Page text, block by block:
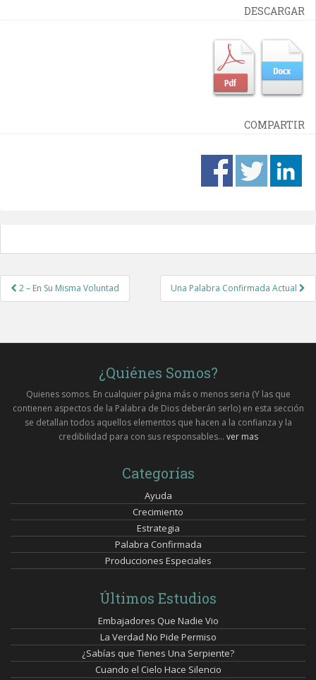
DESCARGAR
COMPARTIR
Post
navigation
2 – En Su Misma Voluntad Una Palabra Confirmada Actual
¿Quiénes Somos?
Quienes somos. En cualquier página más o menos seria (Y las que
contienen aspectos de la Palabra de Dios deberán serlo) en esta sección
se detallan todos aquellos elementos que hacen a la confianza y la
credibilidad para con sus responsables... ver mas
Categorías
Ayuda
Crecimiento
Estrategia
Palabra Confirmada
Producciones Especiales
Últimos Estudios
Embajadores Que Nadie Vio
La Verdad No Pide Permiso
¿Sabías que Tienes Una Serpiente?
Cuando el Cielo Hace Silencio